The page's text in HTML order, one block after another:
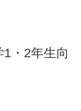
・2年生向